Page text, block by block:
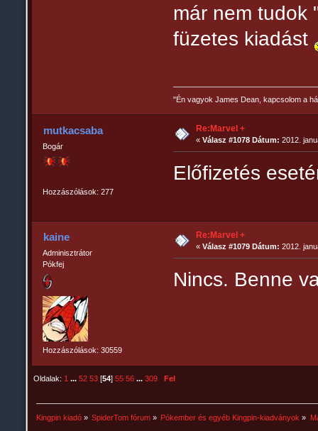
már nem tudok
füzetes kiadást
"Én vagyok James Dean, kapcsolom a
mutkacsaba
Bogár
Hozzászólások: 277
Re:Marvel +
«Válasz #1078 Dátum: 2012.
Előfizetés
kaine
Adminisztrátor
Pókfej
Hozzászólások: 30559
Re:Marvel +
«Válasz #1079 Dátum: 2012.
Nincs. Benne
Oldalak: 1 ... 52 53[54] 55 56 ... 309 Fel
Kingpin kiadó» SpiderTom fórum » Pókember és egyéb Kingpin-kiadványok »